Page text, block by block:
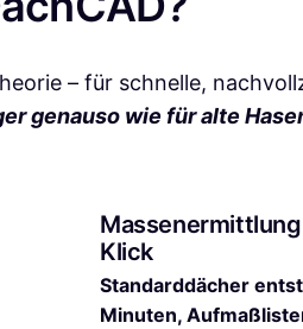
– für schnelle,
genauso wie für alte
Klick
Standarddächer
Minuten,